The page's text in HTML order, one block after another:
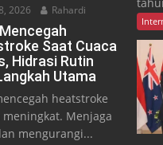
2026 Rahardi
Saat Cuaca
Hidrasi Rutin
Utama
heatstroke
Menjaga
mengurangi...